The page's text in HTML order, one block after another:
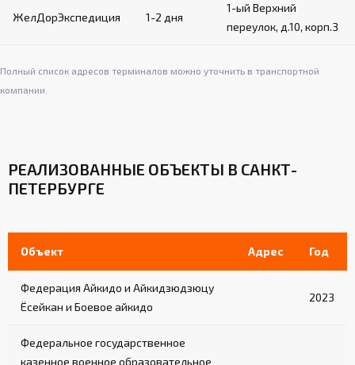
ЖелДорЭкспедиция 1-2 дня
1-ый Верхний
переулок, д.10, корп.3
Полный список адресов терминалов можно уточнить в транспортной
компании.
РЕАЛИЗОВАННЫЕ ОБЪЕКТЫ В САНКТ-
ПЕТЕРБУРГЕ
Объект Адрес Год
Федерация Айкидо и Айкидзюдзюцу
Ёсейкан и Боевое айкидо
2023
Федеральное государственное
казенное военное образовательное